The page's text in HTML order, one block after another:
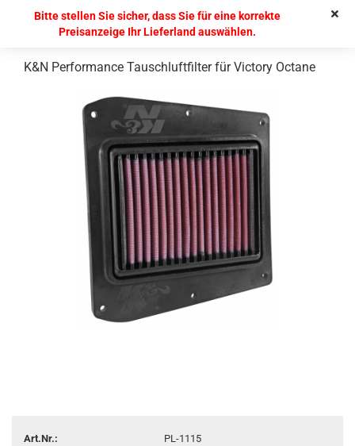
Bitte stellen Sie sicher, dass Sie für eine korrekte
Preisanzeige Ihr Lieferland auswählen.
K&N Performance Tauschluftfilter für Victory Octane
Art.Nr.:
PL-1115